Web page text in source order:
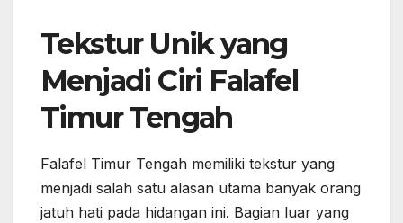
Tekstur Unik yang
Menjadi Ciri Falafel
Timur Tengah
Falafel Timur Tengah memiliki tekstur yang
menjadi salah satu alasan utama banyak orang
jatuh hati pada hidangan ini. Bagian luar yang